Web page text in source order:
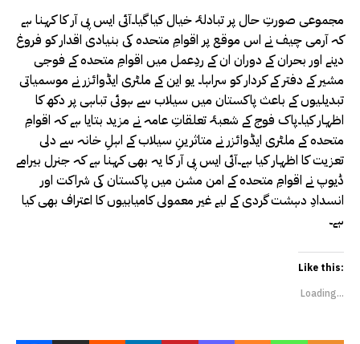
مجموعی صورتِ حال پر تبادلۂ خیال کیا گیا۔آئی ایس پی آر کا کہنا ہے
کہ آرمی چیف نے اس موقع پر اقوامِ متحدہ کی بنیادی اقدار کو فروغ
دینے اور بحران کے دوران ان کے ردِعمل میں اقوامِ متحدہ کے فوجی
مشیر کے دفتر کے کردار کو سراہا۔ یو این کے ملٹری ایڈوائزر نے موسمیاتی
تبدیلیوں کے باعث پاکستان میں سیلاب سے ہوئی تباہی پر دکھ کا
اظہار کیا۔پاک فوج کے شعبۂ تعلقاتِ عامہ نے مزید بتایا ہے کہ اقوامِ
متحدہ کے ملٹری ایڈوائزر نے متاثرینِ سیلاب کے اہلِ خانہ سے دلی
تعزیت کا اظہار کیا ہے۔آئی ایس پی آر کا یہ بھی کہنا ہے کہ جنرل بیرامے
ڈیوپ نے اقوامِ متحدہ کے امن مشن میں پاکستان کی شراکت اور
انسدادِ دہشت گردی کے لیے غیر معمولی کامیابیوں کا اعتراف بھی کیا
ہے۔
Like this:
Loading...